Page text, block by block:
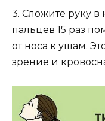
3. Сложите руку
пальцев 15 раз
от носа к ушам.
зрение и